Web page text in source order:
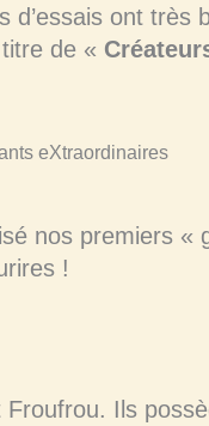
ont très
de «
nos premiers «
!
Ils